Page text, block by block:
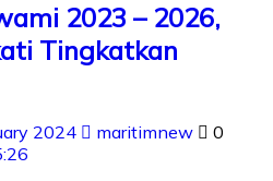
2023 – 2026,
Tingkatkan
2024 maritimnew
0